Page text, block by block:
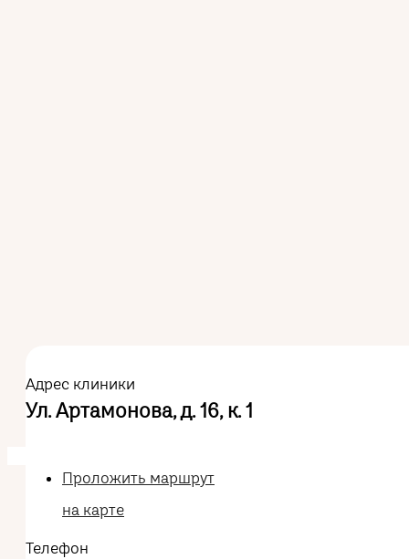
Адрес клиники
Ул. Артамонова, д. 16, к. 1
Проложить маршрут
на карте
Телефон